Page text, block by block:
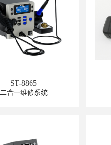
ST-8865
二合一维修系统